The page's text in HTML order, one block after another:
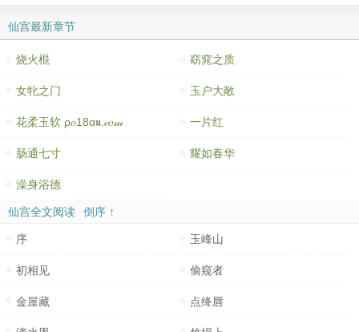
仙宫最新章节
烧火棍 窈窕之质
女牝之门 玉户大敞
花柔玉软 ρ𝑜18α𝖚.𝒸𝑜𝓂 一片红
肠通七寸 耀如春华
澡身浴德
仙宫全文阅读 倒序 ↑
序 玉峰山
初相见 偷窥者
金屋藏 点绛唇